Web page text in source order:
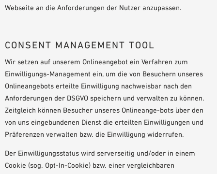
Webseite an die Anforderungen der Nutzer anzupassen.
CONSENT MANAGEMENT TOOL
Wir setzen auf unserem Onlineangebot ein Verfahren zum
Einwilligungs-Management ein, um die von Besuchern unseres
Onlineangebots erteilte Einwilligung nachweisbar nach den
Anforderungen der DSGVO speichern und verwalten zu können.
Zeitgleich können Besucher unseres Onlineange-bots über den
von uns eingebundenen Dienst die erteilten Einwilligungen und
Präferenzen verwalten bzw. die Einwilligung widerrufen.
Der Einwilligungsstatus wird serverseitig und/oder in einem
Cookie (sog. Opt-In-Cookie) bzw. einer vergleichbaren